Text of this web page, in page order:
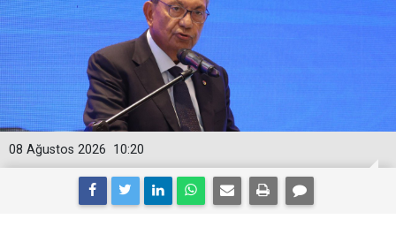
10:20
08 Ağustos 2026